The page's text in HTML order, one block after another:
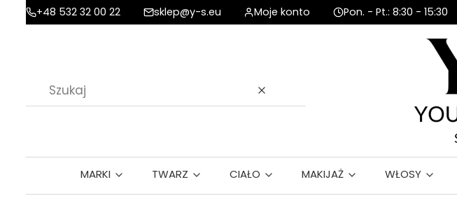
+48 532 32 00 22 sklep@y-s.eu Moje konto Pon. - Pt.: 8:30 - 15:30
Wyczyść
MARKI TWARZ CIAŁO MAKIJAŻ WŁOSY